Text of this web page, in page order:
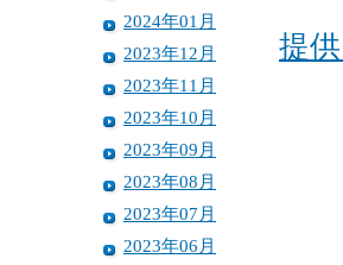
2024年01月
2023年12月
2023年11月
2023年10月
2023年09月
2023年08月
2023年07月
2023年06月
提